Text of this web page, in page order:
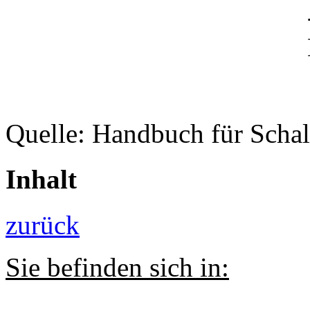
Quelle: Handbuch für
Inhalt
zurück
Sie befinden sich in: